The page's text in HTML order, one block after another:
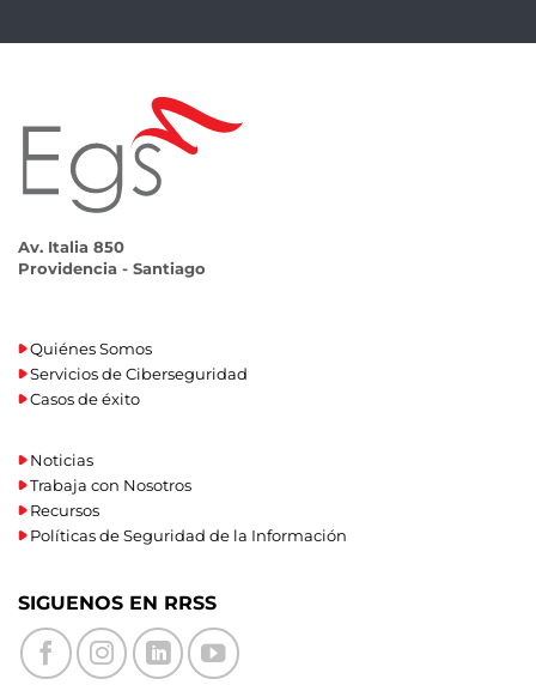
Av. Italia 850
Providencia - Santiago
Quiénes Somos
Servicios de Ciberseguridad
Casos de éxito
Noticias
Trabaja con Nosotros
Recursos
Políticas de Seguridad de la Información
SIGUENOS EN RRSS